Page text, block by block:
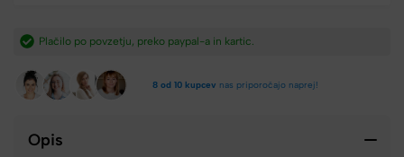
Hitra dostava iz Slovenije v 2-4 dneh.​
8 od 10 kupcev nas priporočajo naprej!
Opis